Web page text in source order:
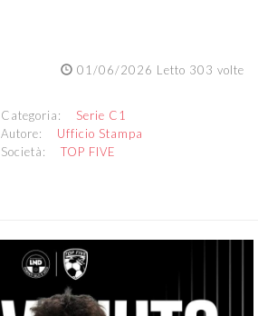
01/06/2026 Letto 303 volte
Categoria: Serie C1
Autore: Ufficio Stampa
Società:TOP FIVE